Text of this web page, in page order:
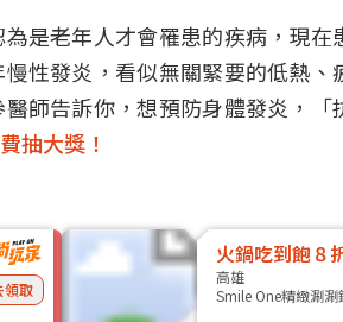
是老年人才會罹患的疾病，現
性發炎，看似無關緊要的低熱
師告訴你，想預防身體發炎，
抽大獎！
領取
火鍋吃到飽８
高雄
Smile One精緻涮涮